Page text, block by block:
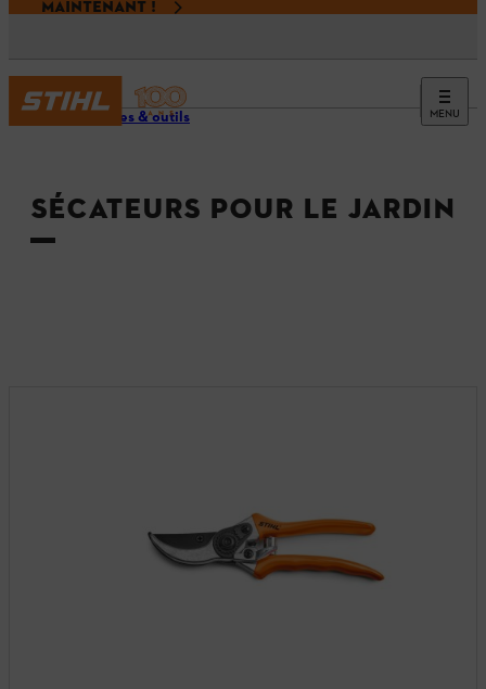
MAINTENANT !
MENU
Machines & outils
SÉCATEURS POUR LE JARDIN